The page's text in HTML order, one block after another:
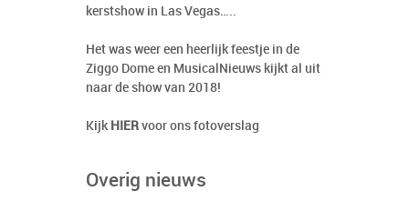
kerstshow in Las Vegas…..
Het was weer een heerlijk feestje in de
Ziggo Dome en MusicalNieuws kijkt al uit
naar de show van 2018!
Kijk HIER voor ons fotoverslag
Overig nieuws